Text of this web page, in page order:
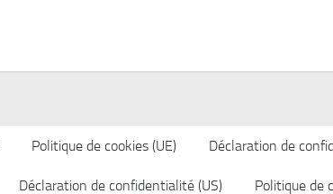
Politique de cookies (UE) Déclaration de
Déclaration de confidentialité (US) Politique de